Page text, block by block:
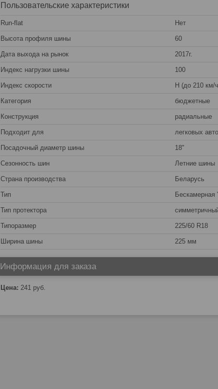
Пользовательские характеристики
Run-flat Нет
Высота профиля шины 60
Дата выхода на рынок 2017г.
Индекс нагрузки шины 100
Индекс скорости H (до 210 км/
Категория бюджетные
Конструкция радиальные
Подходит для легковых
Посадочный диаметр шины 18"
Сезонность шин Летние шины
Страна производства Беларусь
Тип Бескамерная
Тип протектора
Типоразмер 225/60 R18
Ширина шины 225 мм
Информация для заказа
Цена: 241 руб.